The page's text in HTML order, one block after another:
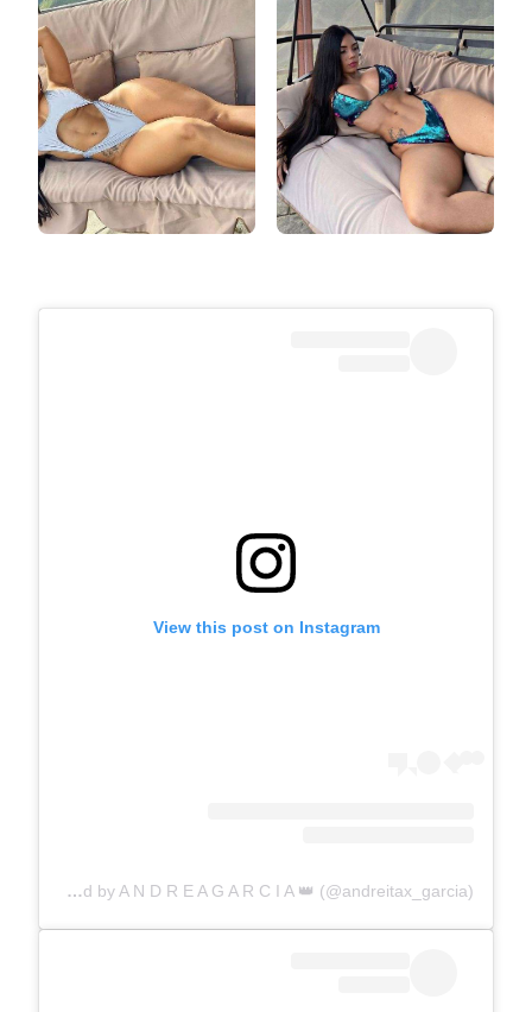
View this post on Instagram
A post shared by A N D R E A G A R C I A 👑 (@andreitax_garcia)